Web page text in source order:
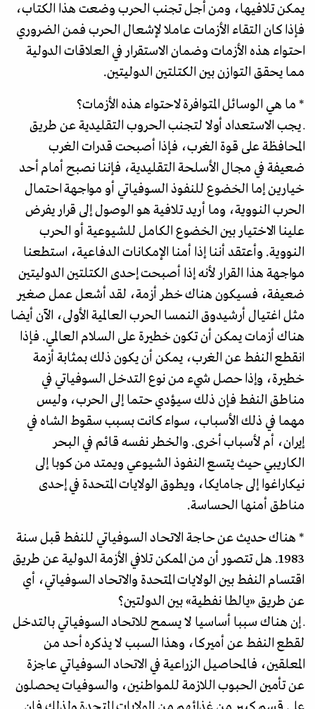
يمكن تلافيها، ومن أجل تجنب الحرب وضعت هذا الكتاب،
فإذا كان التقاء الأزمات عاملا لإشعال الحرب فمن الضروري
احتواء هذه الأزمات وضمان الاستقرار في العلاقات الدولية
مما يحقق التوازن بين الكتلتين الدوليتين.
* ما هي الوسائل المتوافرة لاحتواء هذه الأزمات؟
ـ يجب الاستعداد أولا لتجنب الحروب التقليدية عن طريق
المحافظة على قوة الغرب، فإذا أصبحت قدرات الغرب
ضعيفة في مجال الأسلحة التقليدية، فإننا نصبح أمام أحد
خيارين إما الخضوع للنفوذ السوفياتي أو مواجهة احتمال
الحرب النووية، وما أريد تلافية هو الوصول إلى قرار يفرض
علينا الاختيار بين الخضوع الكامل للشيوعية أو الحرب
النووية. وأعتقد أننا إذا أمنا الإمكانات الدفاعية، استطعنا
مواجهة هذا القرار لأنه إذا أصبحت إحدى الكتلتين الدوليتين
ضعيفة، فسيكون هناك خطر أزمة، لقد أشعل عمل صغير
مثل اغتيال أرشيدوق النمسا الحرب العالمية الأولى، الآن أيضا
هناك أزمات يمكن أن تكون خطيرة على السلام العالمي. فإذا
انقطع النفط عن الغرب، يمكن أن يكون ذلك بمثابة أزمة
خطيرة، وإذا حصل شيء من نوع التدخل السوفياتي في
مناطق النفط فإن ذلك سيؤدي حتما إلى الحرب، وليس
مهما في ذلك الأسباب، سواء كانت بسبب سقوط الشاه في
إیران، أم لأسباب أخرى. والخطر نفسه قائم في البحر
الكاريبي حيث يتسع النفوذ الشيوعي ويمتد من كوبا إلى
نيكاراغوا إلى جامايكا، ويطوق الولايات المتحدة في إحدى
مناطق أمنها الحساسة.
* هناك حديث عن حاجة الاتحاد السوفياتي للنفط قبل سنة
1983. هل تتصور أن من الممكن تلافي الأزمة الدولية عن طريق
اقتسام النفط بين الولايات المتحدة والاتحاد السوفياتي، أي
عن طريق «يالطا نفطية» بين الدولتين؟
ـ إن هناك سببا أساسيا لا يسمح للاتحاد السوفياتي بالتدخل
لقطع النفط عن أميركا، وهذا السبب لا يذكره أحد من
المعلقين، فالمحاصيل الزراعية في الاتحاد السوفياتي عاجزة
عن تأمين الحبوب اللازمة للمواطنين، والسوفيات يحصلون